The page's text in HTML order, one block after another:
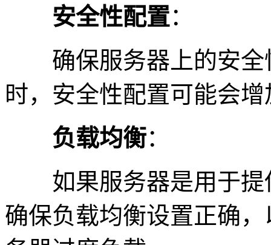
安全性配置：
确保服务器上的安全
时，安全性配置可能会
负载均衡：
如果服务器是用于提
确保负载均衡设置正确